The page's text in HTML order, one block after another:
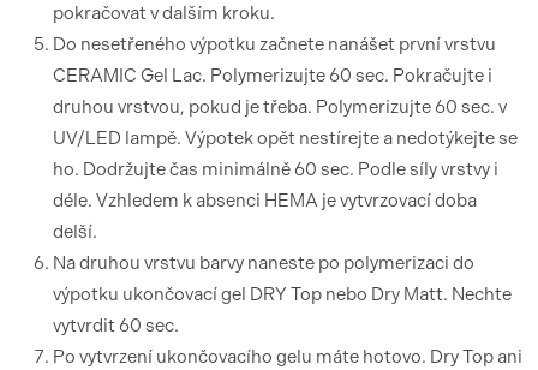
pokračovat v dalším kroku.
Do nesetřeného výpotku začnete nanášet první vrstvu
CERAMIC Gel Lac. Polymerizujte 60 sec. Pokračujte i
druhou vrstvou, pokud je třeba. Polymerizujte 60 sec. v
UV/LED lampě. Výpotek opět nestírejte a nedotýkejte se
ho. Dodržujte čas minimálně 60 sec. Podle síly vrstvy i
déle. Vzhledem k absenci HEMA je vytvrzovací doba
delší.
Na druhou vrstvu barvy naneste po polymerizaci do
výpotku ukončovací gel DRY Top nebo Dry Matt. Nechte
vytvrdit 60 sec.
Po vytvrzení ukončovacího gelu máte hotovo. Dry Top ani